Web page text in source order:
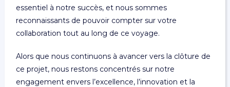
essentiel à notre succès, et nous sommes
reconnaissants de pouvoir compter sur votre
collaboration tout au long de ce voyage.
Alors que nous continuons à avancer vers la clôture de
ce projet, nous restons concentrés sur notre
engagement envers l’excellence, l’innovation et la